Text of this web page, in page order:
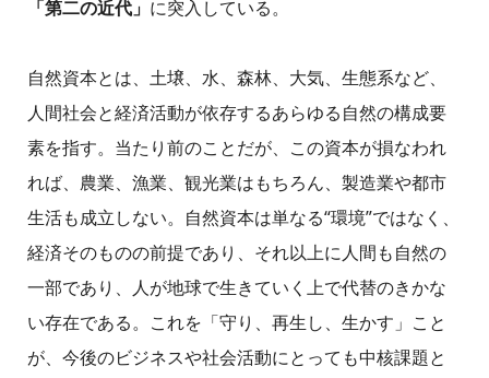
「第二の近代」 に突入している。
自然資本とは、土壌、水、森林、大気、生態系など、
人間社会と経済活動が依存するあらゆる自然の構成要
素を指す。当たり前のことだが、この資本が損なわれ
れば、農業、漁業、観光業はもちろん、製造業や都市
生活も成立しない。自然資本は単なる“環境”ではなく、
経済そのものの前提であり、それ以上に人間も自然の
一部であり、人が地球で生きていく上で代替のきかな
い存在である。これを「守り、再生し、生かす」こと
が、今後のビジネスや社会活動にとっても中核課題と